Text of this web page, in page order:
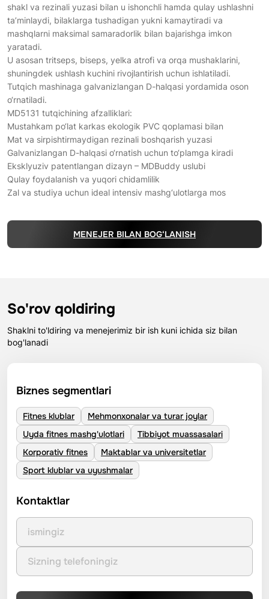
shakl va rezinali yuzasi bilan u ishonchli hamda qulay ushlashni
ta’minlaydi, bilaklarga tushadigan yukni kamaytiradi va
mashqlarni maksimal samaradorlik bilan bajarishga imkon
yaratadi.
U asosan tritseps, biseps, yelka atrofi va orqa mushaklarini,
shuningdek ushlash kuchini rivojlantirish uchun ishlatiladi.
Tutqich mashinaga galvanizlangan D-halqasi yordamida oson
o‘rnatiladi.
MD5131 tutqichining afzalliklari:
Mustahkam po‘lat karkas ekologik PVC qoplamasi bilan
Mat va sirpishtirmaydigan rezinali boshqarish yuzasi
Galvanizlangan D-halqasi o‘rnatish uchun to‘plamga kiradi
Eksklyuziv patentlangan dizayn – MDBuddy uslubi
Qulay foydalanish va yuqori chidamlilik
Zal va studiya uchun ideal intensiv mashg‘ulotlarga mos
MENEJER BILAN BOG‘LANISH
So'rov qoldiring
Shaklni to'ldiring va menejerimiz bir ish kuni ichida siz bilan
bog'lanadi
Biznes segmentlari
Fitnes klublar
Mehmonxonalar va turar joylar
Uyda fitnes mashg'ulotlari
Tibbiyot muassasalari
Korporativ fitnes
Maktablar va universitetlar
Sport klublar va uyushmalar
Kontaktlar